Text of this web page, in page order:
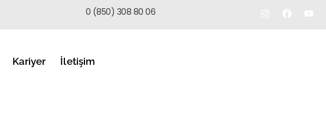
0 (850) 308 80 06
Kariyer İletişim